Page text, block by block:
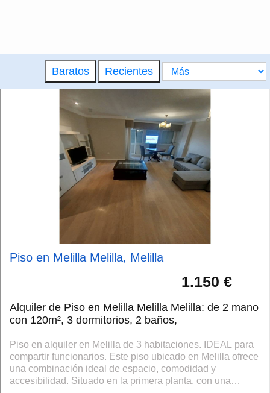
Baratos Recientes
Piso en Melilla Melilla, Melilla
1.150 €
Alquiler de Piso en Melilla Melilla Melilla: de 2 mano
con 120m², 3 dormitorios, 2 baños,
Piso en alquiler en Melilla de 3 habitaciones. IDEAL para
compartir funcionarios. Este piso ubicado en Melilla ofrece
una combinación ideal de espacio, comodidad y
accesibilidad. Situado en la primera planta, con una